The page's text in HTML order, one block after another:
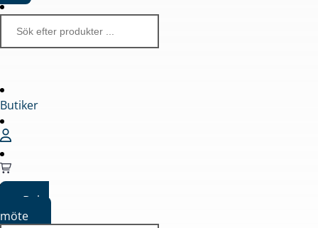
Butiker
Boka
möte